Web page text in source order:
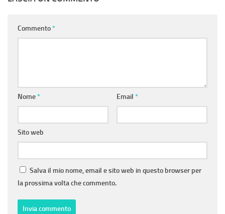
Commento*
Nome* Email *
Sito web
Salva il mio nome, email e sito web in questo browser per
la prossima volta che commento.